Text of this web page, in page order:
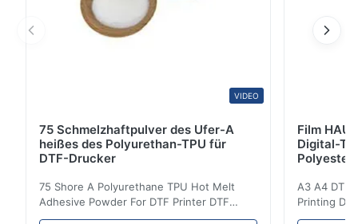
VIDEO
75 Schmelzhaftpulver des Ufer-A
heißes des Polyurethan-TPU für
DTF-Drucker
75 Shore A Polyurethane TPU Hot Melt
Adhesive Powder For DTF Printer DTF
Powder Technical Parameters Bonding
Film
Digital-
A3 A4 DTF
Printing
application